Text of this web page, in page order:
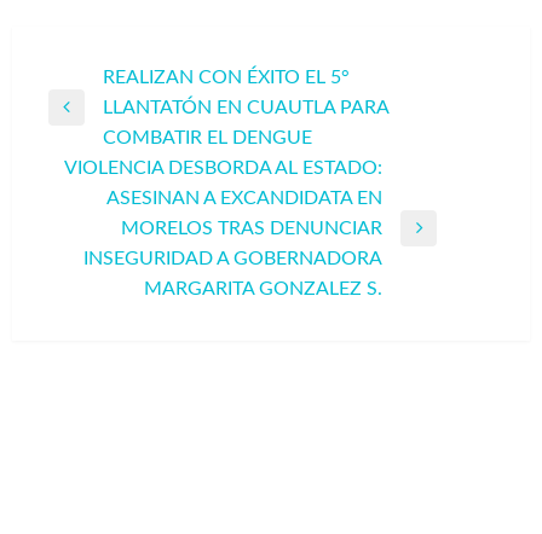
Navegación
de
entradas
REALIZAN CON ÉXITO EL 5°
LLANTATÓN EN CUAUTLA PARA
COMBATIR EL DENGUE
VIOLENCIA DESBORDA AL ESTADO:
ASESINAN A EXCANDIDATA EN
MORELOS TRAS DENUNCIAR
INSEGURIDAD A GOBERNADORA
MARGARITA GONZALEZ S.